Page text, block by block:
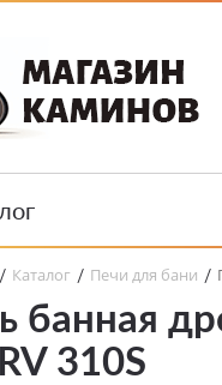
/ Каталог / Печи для бани /
банная
310S